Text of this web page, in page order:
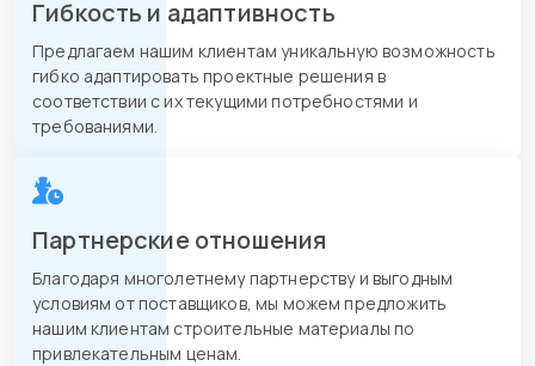
Гибкость и адаптивность
Предлагаем нашим клиентам уникальную возможность
гибко адаптировать проектные решения в
соответствии с их текущими потребностями и
требованиями.
Партнерские отношения
Благодаря многолетнему партнерству и выгодным
условиям от поставщиков, мы можем предложить
нашим клиентам строительные материалы по
привлекательным ценам.